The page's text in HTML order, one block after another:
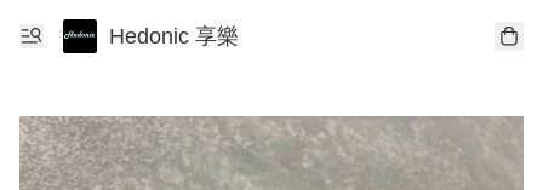
Hedonic 享樂